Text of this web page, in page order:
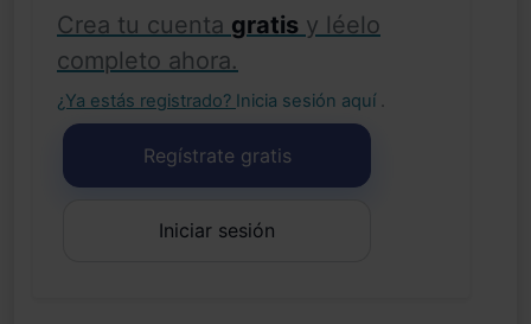
Crea tu cuenta gratis y léelo
completo ahora.
¿Ya estás registrado? Inicia sesión aquí .
Regístrate gratis
Iniciar sesión